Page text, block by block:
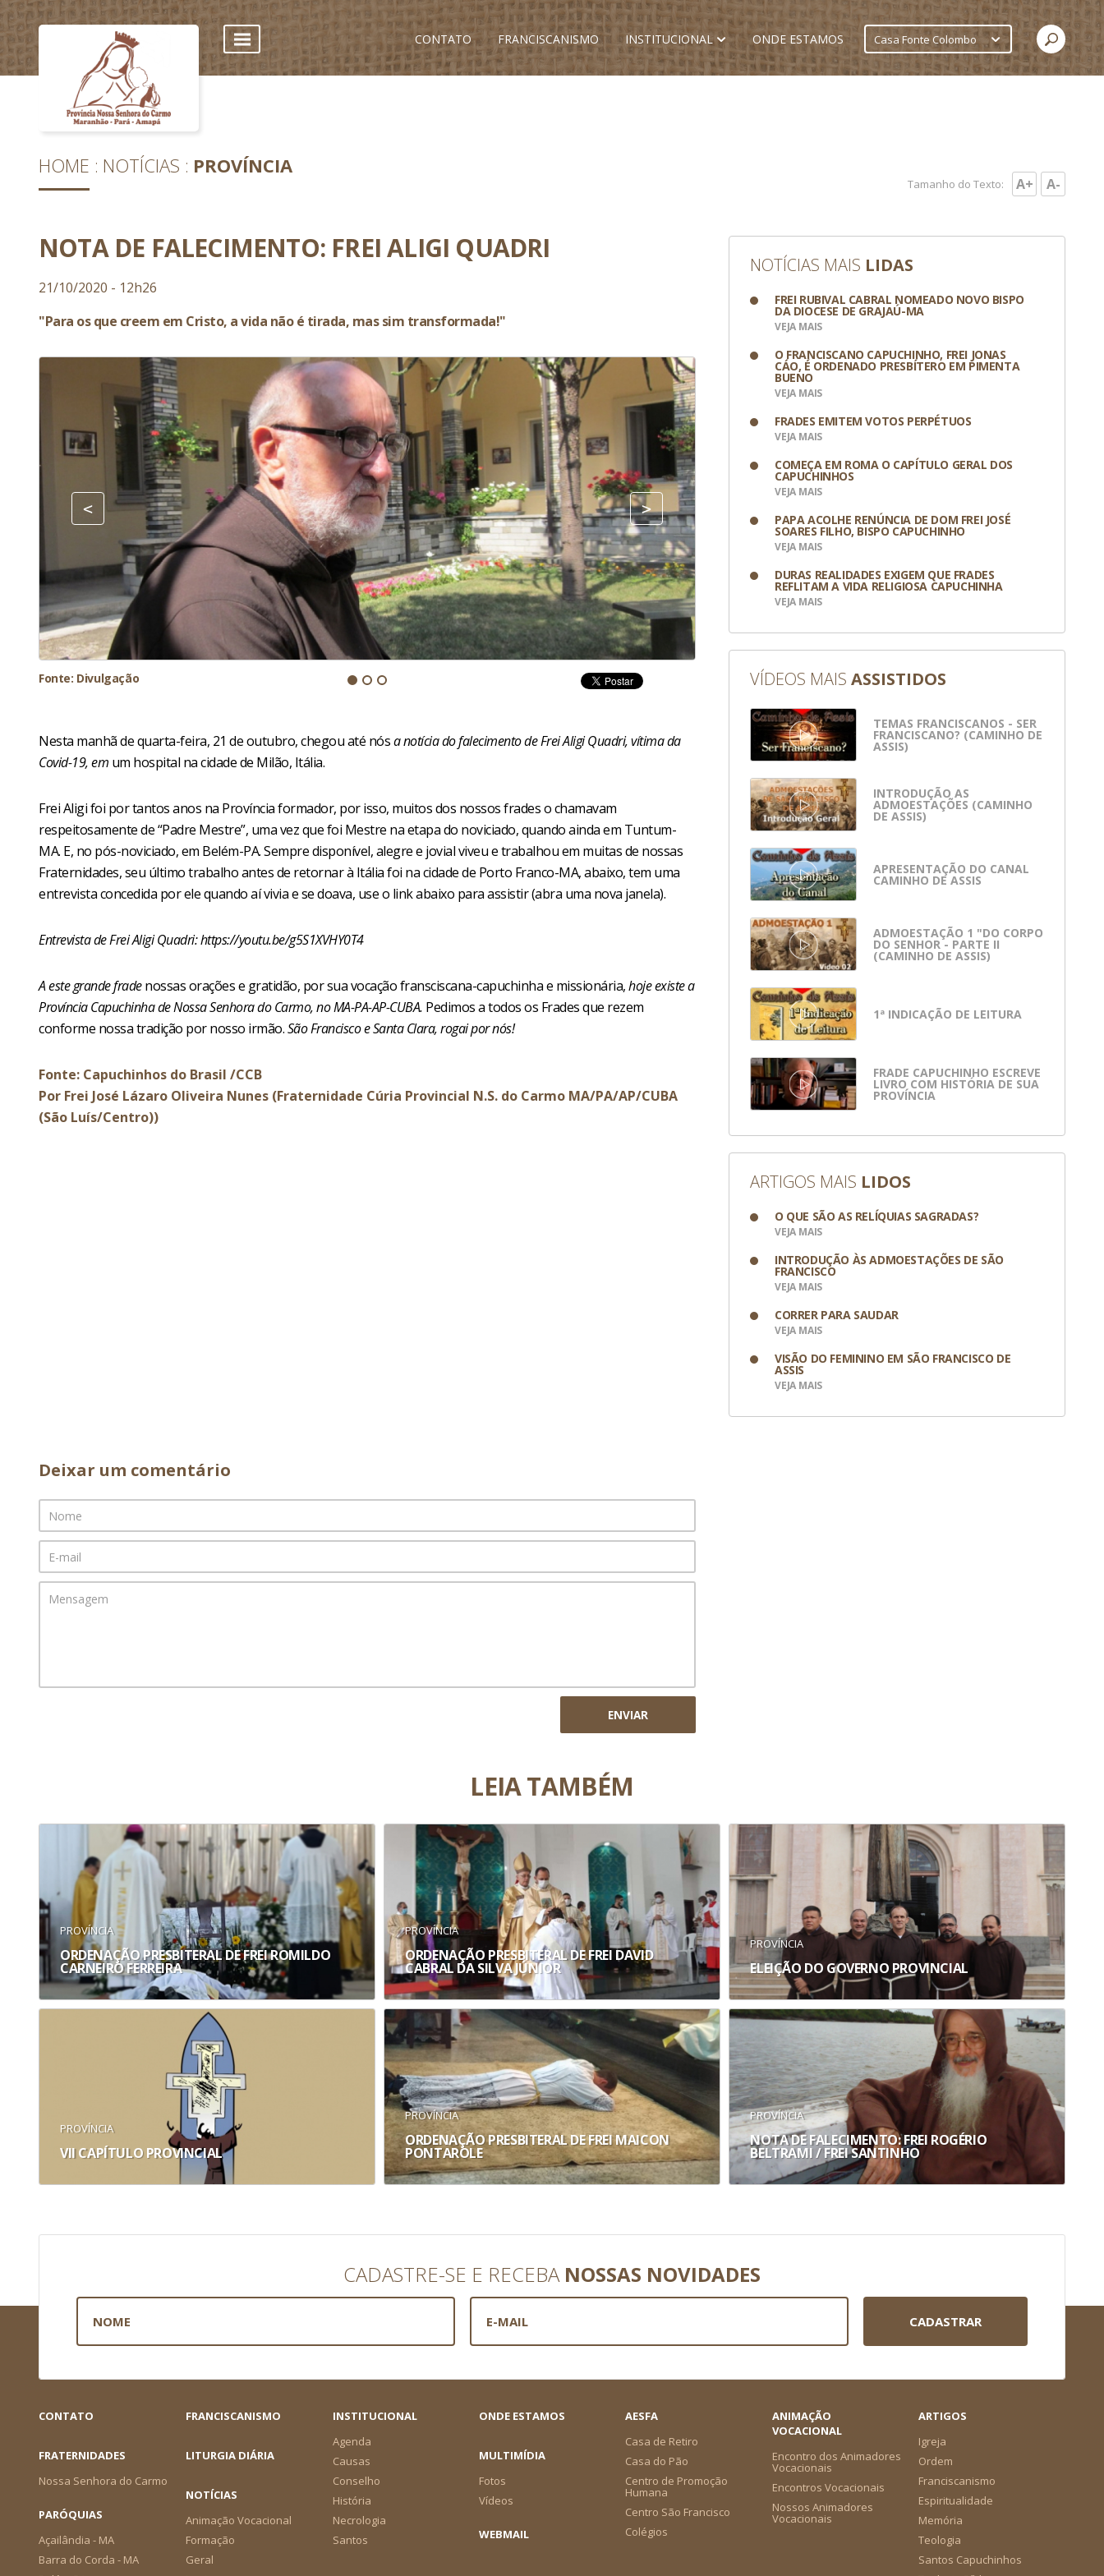
CONTATO FRANCISCANISMO INSTITUCIONAL ONDE ESTAMOS Casa Fonte Colombo
HOME NOTÍCIAS PROVÍNCIA
Tamanho do Texto: A+ A-
NOTA DE FALECIMENTO: FREI ALIGI QUADRI
21/10/2020 - 12h26
"Para os que creem em Cristo, a vida não é tirada, mas sim transformada!"
Fonte: Divulgação Fonte: Divulgação
Nesta manhã de quarta-feira, 21 de outubro, chegou até nósa notícia do falecimento de Frei Aligi Quadri, vítima da
Covid-19, em um hospital na cidade de Milão, Itália.
Frei Aligi foi por tantos anos na Província formador, por isso, muitos dos nossos frades o chamavam
respeitosamente de “Padre Mestre”, uma vez que foi Mestre na etapa do noviciado, quando ainda em Tuntum-
MA. E, no pós-noviciado, em Belém-PA. Sempre disponível, alegre e jovial viveu e trabalhou em muitas de nossas
Fraternidades, seu último trabalho antes de retornar à Itália foi na cidade de Porto Franco-MA, abaixo, tem uma
entrevista concedida por ele quando aí vivia e se doava, use o link abaixo para assistir (abra uma nova janela).
Entrevista de Frei Aligi Quadri:https://youtu.be/g5S1XVHY0T4
A este grande fradenossas orações e gratidão, por sua vocação fransciscana-capuchinha e missionária,hoje existe a
Província Capuchinha de Nossa Senhora do Carmo, no MA-PA-AP-CUBA. Pedimos a todos os Frades que rezem
conforme nossa tradição por nosso irmão.São Francisco e Santa Clara, rogai por nós!
Fonte: Capuchinhos do Brasil /CCB
Por Frei José Lázaro Oliveira Nunes (Fraternidade Cúria Provincial N.S. do Carmo MA/PA/AP/CUBA
(São Luís/Centro))
NOTÍCIAS MAIS LIDAS
FREI RUBIVAL CABRAL NOMEADO NOVO BISPO
DA DIOCESE DE GRAJAÚ-MA
VEJA MAIS
O FRANCISCANO CAPUCHINHO, FREI JONAS
CÁO, É ORDENADO PRESBÍTERO EM PIMENTA
BUENO
VEJA MAIS
FRADES EMITEM VOTOS PERPÉTUOS
VEJA MAIS
COMEÇA EM ROMA O CAPÍTULO GERAL DOS
CAPUCHINHOS
VEJA MAIS
PAPA ACOLHE RENÚNCIA DE DOM FREI JOSÉ
SOARES FILHO, BISPO CAPUCHINHO
VEJA MAIS
DURAS REALIDADES EXIGEM QUE FRADES
REFLITAM A VIDA RELIGIOSA CAPUCHINHA
VEJA MAIS
VÍDEOS MAIS ASSISTIDOS
TEMAS FRANCISCANOS - SER
FRANCISCANO? (CAMINHO DE
ASSIS)
INTRODUÇÃO AS
ADMOESTAÇÕES (CAMINHO
DE ASSIS)
APRESENTAÇÃO DO CANAL
CAMINHO DE ASSIS
ADMOESTAÇÃO 1 "DO CORPO
DO SENHOR - PARTE II
(CAMINHO DE ASSIS)
1ª INDICAÇÃO DE LEITURA
FRADE CAPUCHINHO ESCREVE
LIVRO COM HISTÓRIA DE SUA
PROVÍNCIA
ARTIGOS MAIS LIDOS
O QUE SÃO AS RELÍQUIAS SAGRADAS?
VEJA MAIS
INTRODUÇÃO ÀS ADMOESTAÇÕES DE SÃO
FRANCISCO
VEJA MAIS
CORRER PARA SAUDAR
VEJA MAIS
VISÃO DO FEMININO EM SÃO FRANCISCO DE
ASSIS
VEJA MAIS
Deixar um comentário
ENVIAR
LEIA TAMBÉM
PROVÍNCIA
ORDENAÇÃO PRESBITERAL DE FREI ROMILDO
CARNEIRO FERREIRA
PROVÍNCIA
ORDENAÇÃO PRESBITERAL DE FREI DAVID
CABRAL DA SILVA JÚNIOR
PROVÍNCIA
ELEIÇÃO DO GOVERNO PROVINCIAL
PROVÍNCIA
VII CAPÍTULO PROVINCIAL
PROVÍNCIA
ORDENAÇÃO PRESBITERAL DE FREI MAICON
PONTAROLE
PROVÍNCIA
NOTA DE FALECIMENTO: FREI ROGÉRIO
BELTRAMI / FREI SANTINHO
CADASTRE-SE E RECEBA NOSSAS NOVIDADES
CADASTRAR
CONTATO FRANCISCANISMO
INSTITUCIONAL
Agenda
Causas
Conselho
História
Necrologia
Santos
ONDE ESTAMOS
AESFA
Casa de Retiro
Casa do Pão
Centro de Promoção
Humana
Centro São Francisco
Colégios
ANIMAÇÃO
VOCACIONAL
Encontro dos Animadores
Vocacionais
Encontros Vocacionais
Nossos Animadores
Vocacionais
ARTIGOS
Igreja
Ordem
Franciscanismo
Espiritualidade
Memória
Teologia
Santos Capuchinhos
FRATERNIDADES
Nossa Senhora do Carmo
LITURGIA DIÁRIA
MULTIMÍDIA
Fotos
Vídeos
NOTÍCIAS
Animação Vocacional
Formação
Geral
PARÓQUIAS
Açailândia - MA
Barra do Corda - MA
WEBMAIL